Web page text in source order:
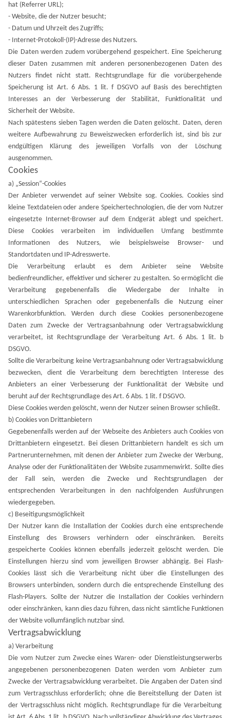
hat (Referrer URL);
- Website, die der Nutzer besucht;
- Datum und Uhrzeit des Zugriffs;
- Internet-Protokoll-(IP)-Adresse des Nutzers.
Die Daten werden zudem vorübergehend gespeichert. Eine Speicherung
dieser Daten zusammen mit anderen personenbezogenen Daten des
Nutzers findet nicht statt. Rechtsgrundlage für die vorübergehende
Speicherung ist Art. 6 Abs. 1 lit. f DSGVO auf Basis des berechtigten
Interesses an der Verbesserung der Stabilität, Funktionalität und
Sicherheit der Website.
Nach spätestens sieben Tagen werden die Daten gelöscht. Daten, deren
weitere Aufbewahrung zu Beweiszwecken erforderlich ist, sind bis zur
endgültigen Klärung des jeweiligen Vorfalls von der Löschung
ausgenommen.
Cookies
a) „Session“-Cookies
Der Anbieter verwendet auf seiner Website sog. Cookies. Cookies sind
kleine Textdateien oder andere Speichertechnologien, die der vom Nutzer
eingesetzte Internet-Browser auf dem Endgerät ablegt und speichert.
Diese Cookiesverarbeiten im individuellen Umfang bestimmte
Informationen des Nutzers, wie beispielsweise Browser- und
Standortdaten und IP-Adresswerte.
Die Verarbeitung erlaubt es dem Anbieter seine Website
bedienfreundlicher, effektiver und sicherer zu gestalten. So ermöglicht die
Verarbeitung gegebenenfalls die Wiedergabe der Inhalte in
unterschiedlichen Sprachen oder gegebenenfalls die Nutzung einer
Warenkorbfunktion. Werden durch diese Cookies personenbezogene
Daten zum Zwecke der Vertragsanbahnung oder Vertragsabwicklung
verarbeitet, ist Rechtsgrundlage der Verarbeitung Art. 6 Abs. 1 lit. b
DSGVO.
Sollte die Verarbeitung keine Vertragsanbahnung oder Vertragsabwicklung
bezwecken, dient die Verarbeitung dem berechtigten Interesse des
Anbieters an einer Verbesserung der Funktionalität der Website und
beruht auf der Rechtsgrundlage des Art. 6 Abs. 1 lit. f DSGVO.
Diese Cookies werden gelöscht, wenn der Nutzer seinen Browser schließt.
b) Cookies von Drittanbietern
Gegebenenfalls werden auf der Webseite des Anbieters auch Cookies von
Drittanbietern eingesetzt. Bei diesen Drittanbietern handelt es sich um
Partnerunternehmen, mit denen der Anbieter zum Zwecke der Werbung,
Analyse oder der Funktionalitäten der Website zusammenwirkt. Sollte dies
der Fall sein, werden die Zwecke und Rechtsgrundlagen der
entsprechenden Verarbeitungen in den nachfolgenden Ausführungen
wiedergegeben.
c) Beseitigungsmöglichkeit
Der Nutzer kann die Installation der Cookies durch eine entsprechende
Einstellung des Browsers verhindern oder einschränken. Bereits
gespeicherte Cookies können ebenfalls jederzeit gelöscht werden. Die
Einstellungen hierzu sind vom jeweiligen Browser abhängig. Bei Flash-
Cookies lässt sich die Verarbeitung nicht über die Einstellungen des
Browsers unterbinden, sondern durch die entsprechende Einstellung des
Flash-Players. Sollte der Nutzer die Installation der Cookies verhindern
oder einschränken, kann dies dazu führen, dass nicht sämtliche Funktionen
der Website vollumfänglich nutzbar sind.
Vertragsabwicklung
a) Verarbeitung
Die vom Nutzer zum Zwecke eines Waren- oder Dienstleistungserwerbs
angegebenen personenbezogenen Daten werden vom Anbieter zum
Zwecke der Vertragsabwicklung verarbeitet. Die Angaben der Daten sind
zum Vertragsschluss erforderlich; ohne die Bereitstellung der Daten ist
der Vertragsschluss nicht möglich. Rechtsgrundlage für die Verarbeitung